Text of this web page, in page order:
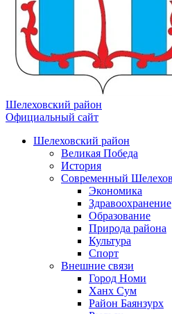
Шелеховский район
Официальный сайт
Шелеховский район
Великая Победа
История
Современный
Экономика
Здравоохранение
Образование
Природа района
Культура
Спорт
Внешние связи
Город Номи
Ханх Сум
Район Баянзурх